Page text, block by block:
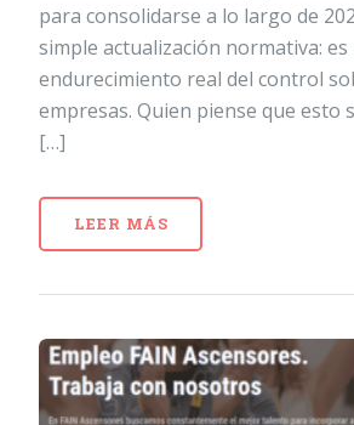
para consolidarse a lo largo de
simple actualización normativa: es
endurecimiento real del control
empresas. Quien piense que esto
[…]
LEER MÁS